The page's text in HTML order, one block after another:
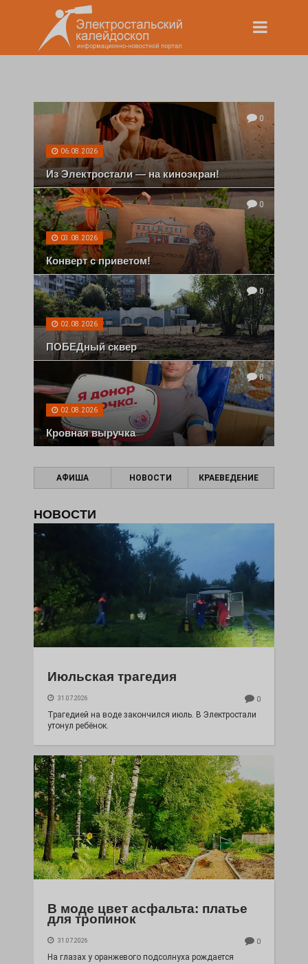
0
06.08.2026
Из Электростали — на киноэкран!
0
03.08.2026
Конверт с приветом!
0
02.08.2026
ПОБЕДный сквер
0
02.08.2026
Кровная выручка
АФИША НОВОСТИ КРАЕВЕДЕНИЕ
НОВОСТИ
Июльская трагедия
31.07.2026 0
Трагедией на воде закончился июль. В Электростали
утонул ребёнок.
В моде цвет асфальта: платье
для тропинок
31.07.2026 0
На глазах у оранжевого подсолнуха рождается